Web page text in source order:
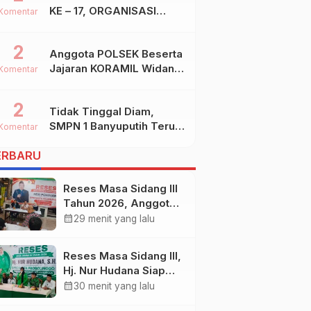
KE – 17, ORGANISASI
Anggota POLSEK Beserta
Jajaran KORAMIL Widang,
PHBN Di Ds.NGADIPURO
Kec.WIDANG Kab.TUBAN
2
Tidak Tinggal Diam,
SMPN 1 Banyuputih Terus
2
Reses Masa Sidang III
Tahun 2026, Anggota
DPRD Kota
Poniman Gandeng
PUPR Jemput Aspirasi
Warga
calendar_month29 menit yang lalu
Reses Masa Sidang III,
Hj. Nur Hudana Siap
Perjuangkan Aspirasi
calendar_month30 menit yang lalu